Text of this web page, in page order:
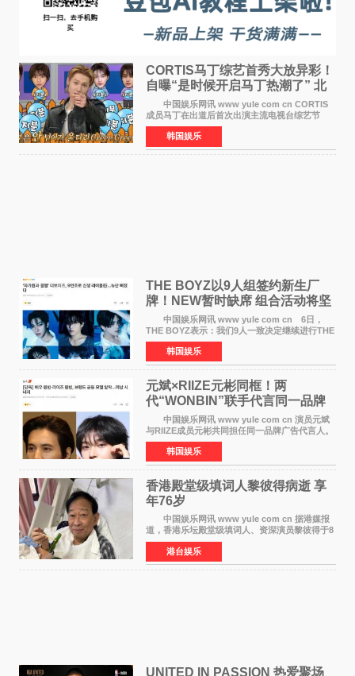
CORTIS马丁综艺首秀大放异彩！
自曝“是时候开启马丁热潮了” 北
美巡演火热进行中
中国娱乐网讯 www yule com cn CORTIS
成员马丁在出道后首次出演主流电视台综艺节
目，展现了多才多艺的魅力。 马丁出演了5日
播出的MBC《Radio Star》Fashion与Passion
之间，I&lsquo;m
韩国娱乐
THE BOYZ以9人组签约新生厂
牌！NEW暂时缺席 组合活动将坚
定不移继续
中国娱乐网讯 www yule com cn 6日，
THE BOYZ表示：我们9人一致决定继续进行THE
BOYZ组合活动，并且已经完成了组合团体活动
签约。目前正在新生厂牌下进行活动准备。尚未
离开THE BOYZ原所
韩国娱乐
元斌×RIIZE元彬同框！两
代“WONBIN”联手代言同一品牌
颜值天花板合体
中国娱乐网讯 www yule com cn 演员元斌
与RIIZE成员元彬共同担任同一品牌广告代言人。
6日据独家报道，继演员元斌之后，RIIZE元彬最
近也被选为某在线中介平台A公司的共同广告代言
人，两人将作
韩国娱乐
香港殿堂级填词人黎彼得病逝 享
年76岁​
中国娱乐网讯 www yule com cn 据港媒报
道，香港乐坛殿堂级填词人、资深演员黎彼得于8
月5日上午因病离世，终年76岁。好友钟志光透
露，黎彼得今年3月中风后便卧床休养，身体机能
持续衰退，最
港台娱乐
UNITED IN PASSION 热爱聚场